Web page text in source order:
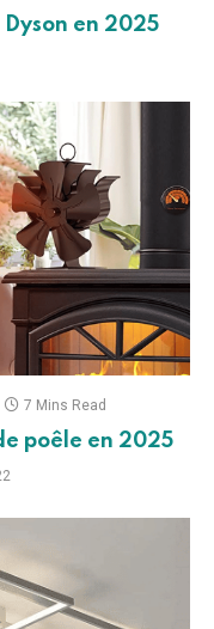
en 2025
7 Mins Read
poêle en 2025